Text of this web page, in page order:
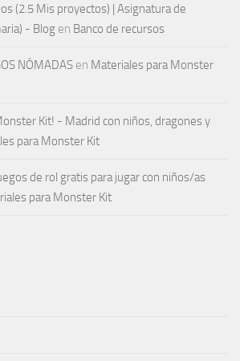
(2.5 Mis proyectos) | Asignatura de
- Blog en Banco de recursos
NÓMADAS en Materiales para Monster
Kit! - Madrid con niños, dragones y
para Monster Kit
de rol gratis para jugar con niños/as
para Monster Kit